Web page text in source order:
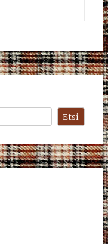
Etsi